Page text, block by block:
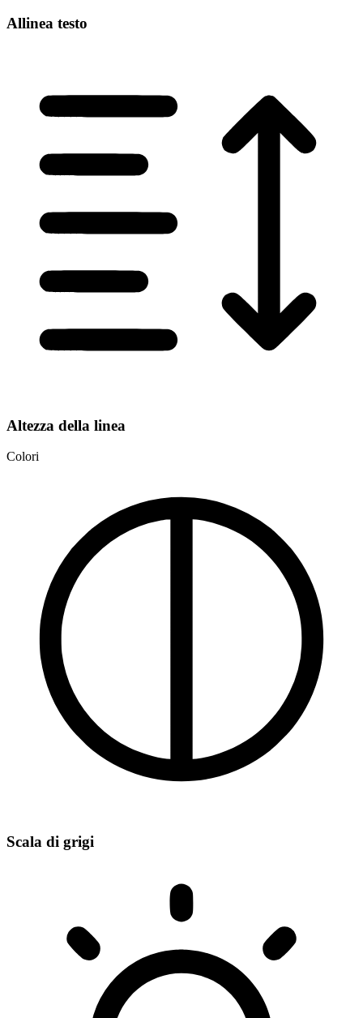
Allinea testo
Altezza della linea
Colori
Scala di grigi